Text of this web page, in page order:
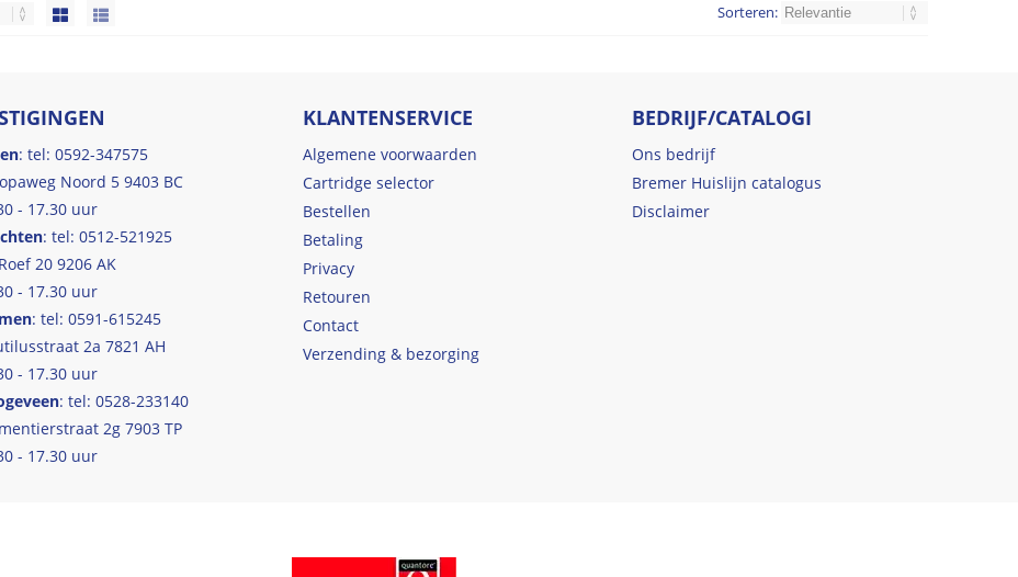
Sorteren:
: tel: 0592-347575
Noord 5 9403 BC
- 17.30 uur
: tel: 0512-521925
20 9206 AK
- 17.30 uur
: tel: 0591-615245
2a 7821 AH
- 17.30 uur
: tel: 0528-233140
2g 7903 TP
- 17.30 uur
KLANTENSERVICE
Algemene voorwaarden
Cartridge selector
Bestellen
Betaling
Privacy
Retouren
Contact
Verzending & bezorging
BEDRIJF/CATALOGI
Ons bedrijf
Bremer Huislijn catalogus
Disclaimer